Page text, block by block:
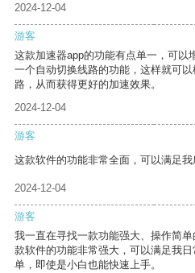
2024-12-04
游客
这款加速器app的功能有点单一，可以
一个自动切换线路的功能，这样就可
路，从而获得更好的加速效果。
2024-12-04
游客
这款软件的功能非常全面，可以满足我
2024-12-04
游客
我一直在寻找一款功能强大、操作简
款软件的功能非常强大，可以满足我
单，即使是小白也能快速上手。